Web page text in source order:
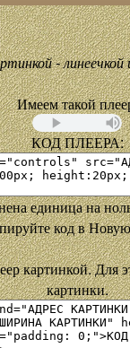
- линеечкой
Имеем такой
КОД ПЛЕЕРА:
единица на
код в
картинкой. Для
картинки.